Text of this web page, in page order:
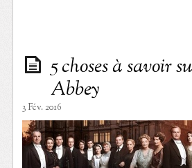
5 choses à savoir
Abbey
3 Fév. 2016